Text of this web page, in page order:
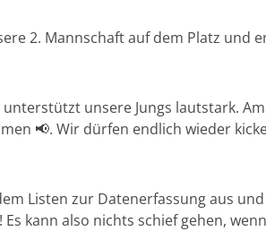
2. Mannschaft auf dem Platz und
unsere Jungs lautstark.
📢. Wir dürfen endlich wieder
Listen zur Datenerfassung aus
kann also nichts schief gehen,